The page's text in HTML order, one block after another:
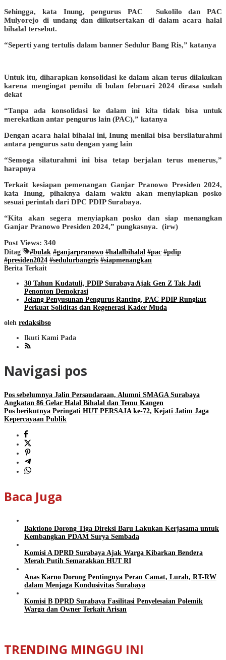
Sehingga, kata Inung, pengurus PAC Sukolilo dan PAC
Mulyorejo di undang dan diikutsertakan di dalam acara halal
bihalal tersebut.
“Seperti yang tertulis dalam banner Sedulur Bang Ris,” katanya
Untuk itu, diharapkan konsolidasi ke dalam akan terus dilakukan
karena mengingat pemilu di bulan februari 2024 dirasa sudah
dekat
“Tanpa ada konsolidasi ke dalam ini kita tidak bisa untuk
merekatkan antar pengurus lain (PAC),” katanya
Dengan acara halal bihalal ini, Inung menilai bisa bersilaturahmi
antara pengurus satu dengan yang lain
“Semoga silaturahmi ini bisa tetap berjalan terus menerus,”
harapnya
Terkait kesiapan pemenangan Ganjar Pranowo Presiden 2024,
kata Inung, pihaknya dalam waktu akan menyiapkan posko
sesuai perintah dari DPC PDIP Surabaya.
“Kita akan segera menyiapkan posko dan siap menangkan
Ganjar Pranowo Presiden 2024,” pungkasnya. (irw)
Post Views: 340
Ditag #bulak #ganjarpranowo #halalbihalal #pac #pdip
#presiden2024 #sedulurbangris #siapmenangkan
Berita Terkait
30 Tahun Kudatuli, PDIP Surabaya Ajak Gen Z Tak Jadi
Penonton Demokrasi
Jelang Penyusunan Pengurus Ranting, PAC PDIP Rungkut
Perkuat Soliditas dan Regenerasi Kader Muda
oleh redaksibso
Ikuti Kami Pada
Navigasi pos
Pos sebelumnya Jalin Persaudaraan, Alumni SMAGA Surabaya
Angkatan 86 Gelar Halal Bihalal dan Temu Kangen
Pos berikutnya Peringati HUT PERSAJA ke-72, Kejati Jatim Jaga
Kepercayaan Publik
Baca Juga
Baktiono Dorong Tiga Direksi Baru Lakukan Kerjasama untuk
Kembangkan PDAM Surya Sembada
Komisi A DPRD Surabaya Ajak Warga Kibarkan Bendera
Merah Putih Semarakkan HUT RI
Anas Karno Dorong Pentingnya Peran Camat, Lurah, RT-RW
dalam Menjaga Kondusivitas Surabaya
Komisi B DPRD Surabaya Fasilitasi Penyelesaian Polemik
Warga dan Owner Terkait Arisan
TRENDING MINGGU INI